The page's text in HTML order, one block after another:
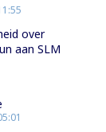
over
aan SLM